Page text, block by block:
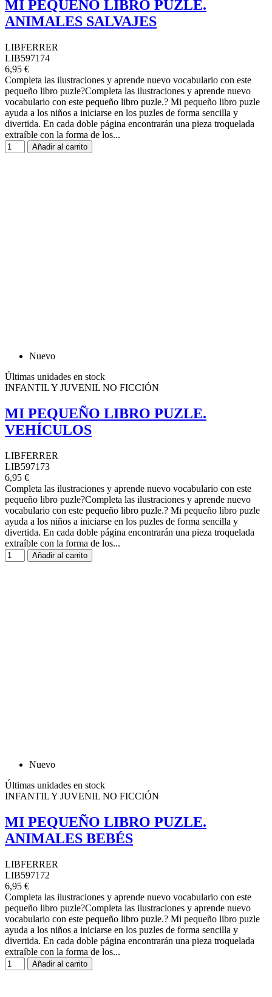
MI PEQUEÑO LIBRO PUZLE.
ANIMALES SALVAJES
LIBFERRER
LIB597174
6,95 €
Completa las ilustraciones y aprende nuevo vocabulario con este
pequeño libro puzle?Completa las ilustraciones y aprende nuevo
vocabulario con este pequeño libro puzle.? Mi pequeño libro puzle
ayuda a los niños a iniciarse en los puzles de forma sencilla y
divertida. En cada doble página encontrarán una pieza troquelada
extraíble con la forma de los...
Añadir al carrito
Nuevo
Últimas unidades en stock
INFANTIL Y JUVENIL NO FICCIÓN
MI PEQUEÑO LIBRO PUZLE.
VEHÍCULOS
LIBFERRER
LIB597173
6,95 €
Completa las ilustraciones y aprende nuevo vocabulario con este
pequeño libro puzle?Completa las ilustraciones y aprende nuevo
vocabulario con este pequeño libro puzle.? Mi pequeño libro puzle
ayuda a los niños a iniciarse en los puzles de forma sencilla y
divertida. En cada doble página encontrarán una pieza troquelada
extraíble con la forma de los...
Añadir al carrito
Nuevo
Últimas unidades en stock
INFANTIL Y JUVENIL NO FICCIÓN
MI PEQUEÑO LIBRO PUZLE.
ANIMALES BEBÉS
LIBFERRER
LIB597172
6,95 €
Completa las ilustraciones y aprende nuevo vocabulario con este
pequeño libro puzle?Completa las ilustraciones y aprende nuevo
vocabulario con este pequeño libro puzle.? Mi pequeño libro puzle
ayuda a los niños a iniciarse en los puzles de forma sencilla y
divertida. En cada doble página encontrarán una pieza troquelada
extraíble con la forma de los...
Añadir al carrito